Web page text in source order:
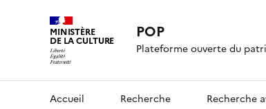
MINISTÈRE
DE LA CULTURE POP
Plateforme ouverte du
Accueil Recherche Recherche